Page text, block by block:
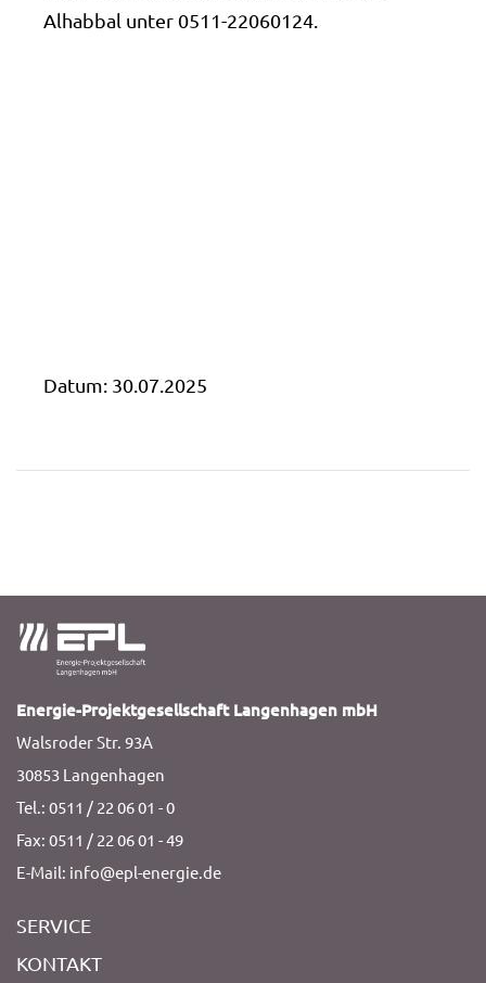
Alhabbal unter 0511-22060124.
Datum: 30.07.2025
Energie-Projektgesellschaft Langenhagen mbH
Walsroder Str. 93A
30853 Langenhagen
Tel.: 0511 / 22 06 01 - 0
Fax: 0511 / 22 06 01 - 49
E-Mail: info@epl-energie.de
SERVICE
KONTAKT